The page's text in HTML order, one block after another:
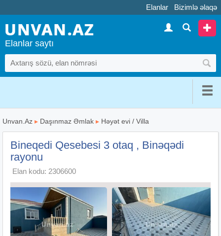
Elanlar Bizimlə əlaqə
Elanlar saytı
Unvan.Az ▸ Daşınmaz Əmlak ▸ Həyət evi / Villa
Bineqedi Qesebesi 3 otaq , Binəqədi
rayonu
Elan kodu: 2306600